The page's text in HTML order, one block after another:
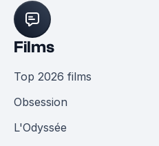
Films
Top 2026 films
Obsession
L'Odyssée